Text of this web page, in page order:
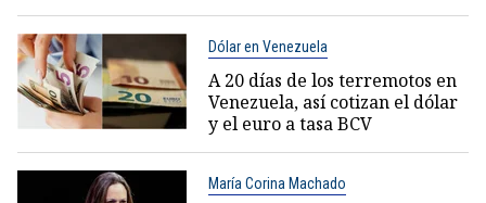
Dólar en Venezuela
A 20 días de los terremotos en
Venezuela, así cotizan el dólar
y el euro a tasa BCV
María Corina Machado